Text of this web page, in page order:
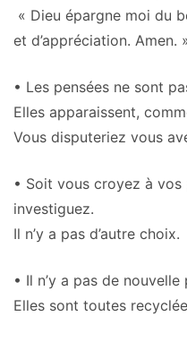
« Dieu épargne moi du
et d’appréciation. Amen.
• Les pensées ne sont
Elles apparaissent,
Vous disputeriez vous
• Soit vous croyez à vos
investiguez.
Il n’y a pas d’autre choix.
• Il n’y a pas de
Elles sont toutes